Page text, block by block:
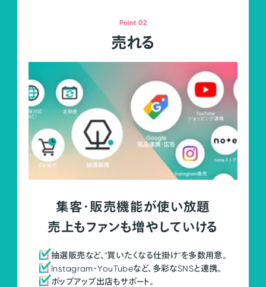
Point 02
売れる
集客・販売機能が使い放題
売上もファンも増やしていける
抽選販売など、"買いたくなる仕掛け"を多数用意。
Instagram・YouTubeなど、多彩なSNSと連携。
ポップアップ出店もサポート。